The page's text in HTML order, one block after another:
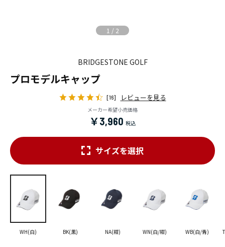
1 / 2
BRIDGESTONE GOLF
プロモデルキャップ
[16] レビューを見る
メーカー希望小売価格
￥3,960
サイズを選択
WH(白) BK(黒) NA(紺) WN(白/紺) WB(白/青)